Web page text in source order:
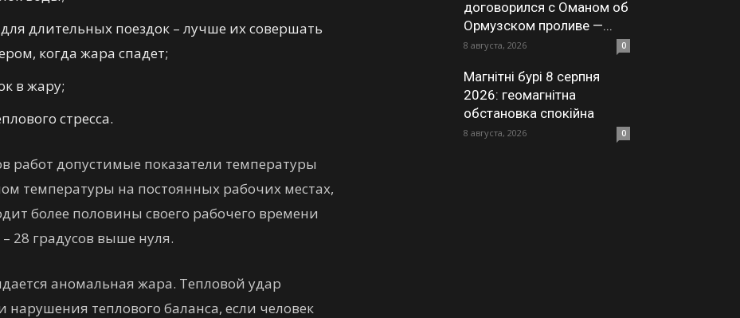
длительных поездок – лучше их совершать
когда жара спадет;
в жару;
стресса.
работ допустимые показатели температуры
температуры на постоянных рабочих местах,
более половины своего рабочего времени
28 градусов выше нуля.
аномальная жара. Тепловой удар
нарушения теплового баланса, если человек
договорился с Оманом об
Ормузском проливе —...
8 августа, 2026 0
Магнітні бурі 8 серпня
2026: геомагнітна
обстановка спокійна
8 августа, 2026 0